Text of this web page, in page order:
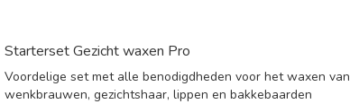
Starterset Gezicht waxen Pro
Voordelige set met alle benodigdheden voor het waxen van
wenkbrauwen, gezichtshaar, lippen en bakkebaarden